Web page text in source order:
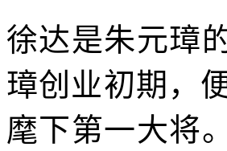
徐达是朱元璋
璋创业初期，
麾下第一大将